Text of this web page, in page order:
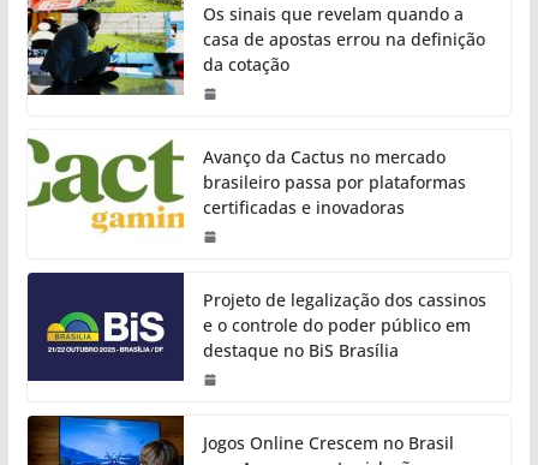
Os sinais que revelam quando a
casa de apostas errou na definição
da cotação
Avanço da Cactus no mercado
brasileiro passa por plataformas
certificadas e inovadoras
Projeto de legalização dos cassinos
e o controle do poder público em
destaque no BiS Brasília
Jogos Online Crescem no Brasil